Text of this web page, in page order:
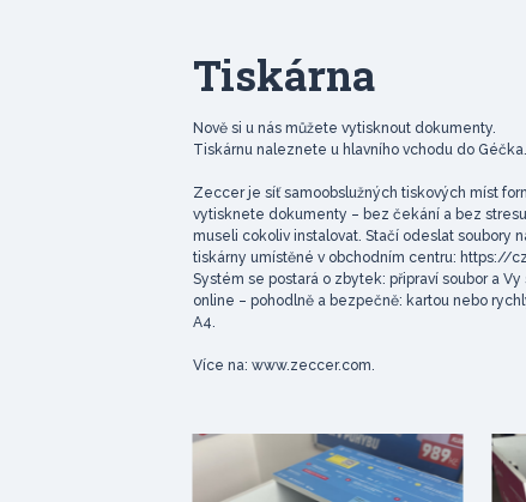
Tiskárna
Nově si u nás můžete vytisknout dokumenty.
Tiskárnu naleznete u hlavního vchodu do Géčka.
Zeccer je síť samoobslužných tiskových míst
vytisknete dokumenty – bez čekání a bez
museli cokoliv instalovat. Stačí odeslat soubory
tiskárny umístěné v obchodním centru: https://
Systém se postará o zbytek: připraví soubor a
online – pohodlně a bezpečně: kartou nebo
A4.
Více na: www.zeccer.com.